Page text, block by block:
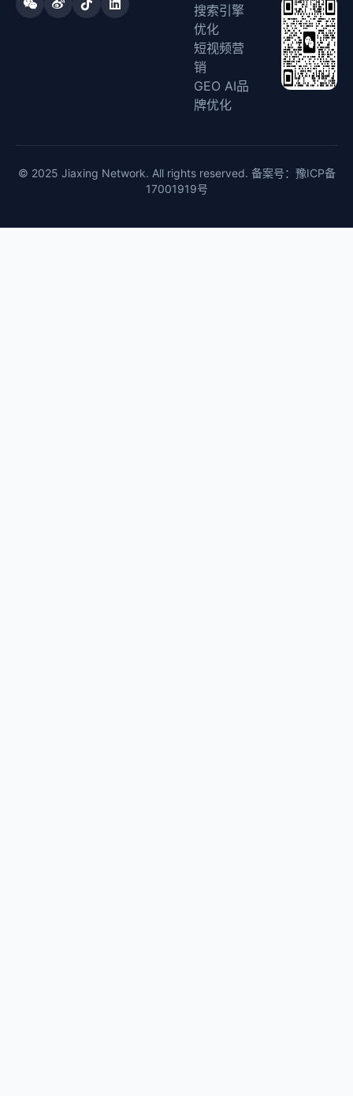
搜索引擎
优化
短视频营
销
GEO AI品
牌优化
© 2025 Jiaxing Network. All rights reserved. 备案号： 豫ICP备
17001919号